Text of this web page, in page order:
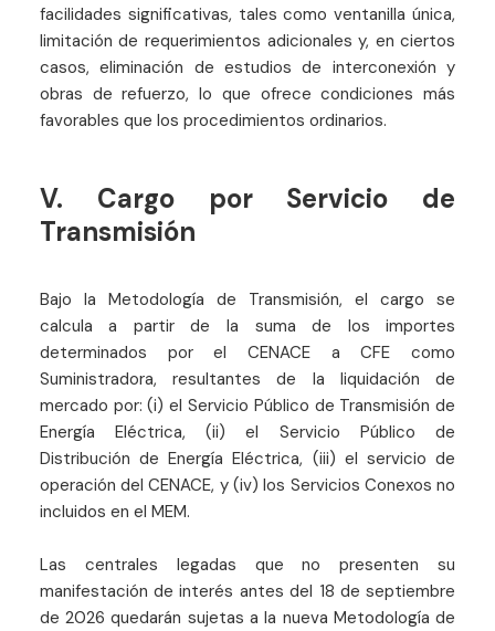
facilidades significativas, tales como ventanilla única,
limitación de requerimientos adicionales y, en ciertos
casos, eliminación de estudios de interconexión y
obras de refuerzo, lo que ofrece condiciones más
favorables que los procedimientos ordinarios.
V. Cargo por Servicio de
Transmisión
Bajo la Metodología de Transmisión, el cargo se
calcula a partir de la suma de los importes
determinados por el CENACE a CFE como
Suministradora, resultantes de la liquidación de
mercado por: (i) el Servicio Público de Transmisión de
Energía Eléctrica, (ii) el Servicio Público de
Distribución de Energía Eléctrica, (iii) el servicio de
operación del CENACE, y (iv) los Servicios Conexos no
incluidos en el MEM.
Las centrales legadas que no presenten su
manifestación de interés antes del 18 de septiembre
de 2026 quedarán sujetas a la nueva Metodología de